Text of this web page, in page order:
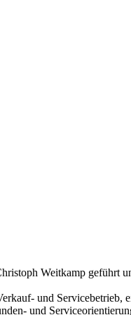
Weitkamp
und
und